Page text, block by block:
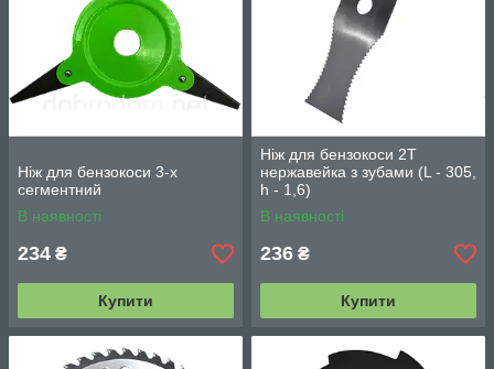
Ніж для бензокоси 3-х
сегментний
В наявності
234 ₴
Купити
Ніж для бензокоси 2Т
нержавейка з зубами (L - 305,
h - 1,6)
В наявності
236 ₴
Купити